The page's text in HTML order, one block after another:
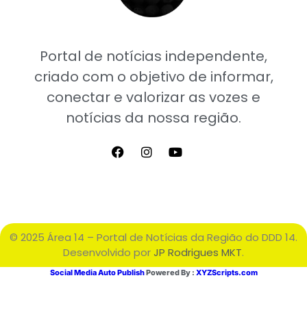
Portal de notícias independente,
criado com o objetivo de informar,
conectar e valorizar as vozes e
notícias da nossa região.
© 2025 Área 14 – Portal de Notícias da Região do DDD 14.
Desenvolvido porJP Rodrigues MKT.
Social Media Auto PublishPowered By : XYZScripts.com